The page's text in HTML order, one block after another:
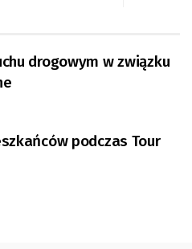
drogowym w związku
podczas Tour